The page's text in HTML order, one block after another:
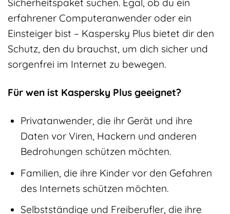
Sicherheitspaket suchen. Egal, ob du ein
erfahrener Computeranwender oder ein
Einsteiger bist – Kaspersky Plus bietet dir den
Schutz, den du brauchst, um dich sicher und
sorgenfrei im Internet zu bewegen.
Für wen ist Kaspersky Plus geeignet?
Privatanwender, die ihr Gerät und ihre
Daten vor Viren, Hackern und anderen
Bedrohungen schützen möchten.
Familien, die ihre Kinder vor den Gefahren
des Internets schützen möchten.
Selbstständige und Freiberufler, die ihre